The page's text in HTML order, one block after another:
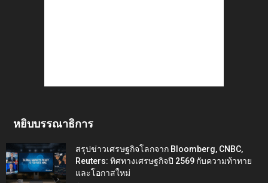
หยิบบรรณาธิการ
สรุปข่าวเศรษฐกิจโลกจาก Bloomberg, CNBC,
Reuters: ทิศทางเศรษฐกิจปี 2569 กับความท้าทาย
และโอกาสใหม่